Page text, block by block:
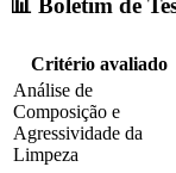
📊 Boletim de
Critério avaliado
Análise de
Composição e
Agressividade da
Limpeza